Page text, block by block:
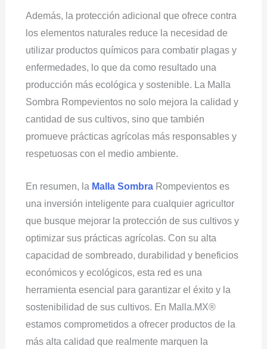
Además, la protección adicional que ofrece contra
los elementos naturales reduce la necesidad de
utilizar productos químicos para combatir plagas y
enfermedades, lo que da como resultado una
producción más ecológica y sostenible. La Malla
Sombra Rompevientos no solo mejora la calidad y
cantidad de sus cultivos, sino que también
promueve prácticas agrícolas más responsables y
respetuosas con el medio ambiente.
En resumen, la Malla SombraRompevientos es
una inversión inteligente para cualquier agricultor
que busque mejorar la protección de sus cultivos y
optimizar sus prácticas agrícolas. Con su alta
capacidad de sombreado, durabilidad y beneficios
económicos y ecológicos, esta red es una
herramienta esencial para garantizar el éxito y la
sostenibilidad de sus cultivos. En Malla.MX®
estamos comprometidos a ofrecer productos de la
más alta calidad que realmente marquen la